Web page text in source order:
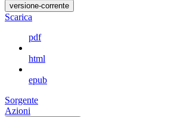
versione-corrente
Scarica
pdf
html
epub
Sorgente
Azioni